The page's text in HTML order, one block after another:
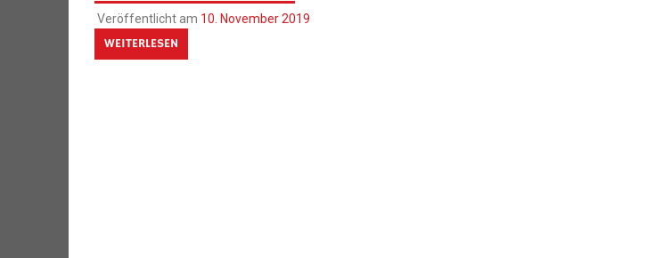
Veröffentlicht am 10. November 2019
WEITERLESEN